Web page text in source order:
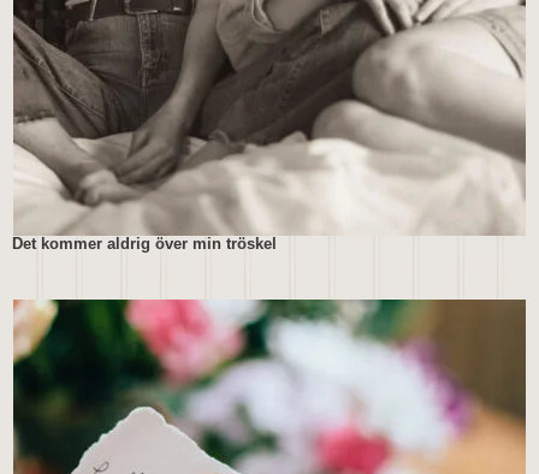
Det kommer aldrig över min tröskel